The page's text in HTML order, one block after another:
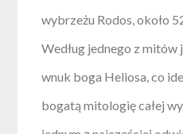
wybrzeżu Rodos, około
Według jednego z mitów
wnuk boga Heliosa, co
bogatą mitologię całej